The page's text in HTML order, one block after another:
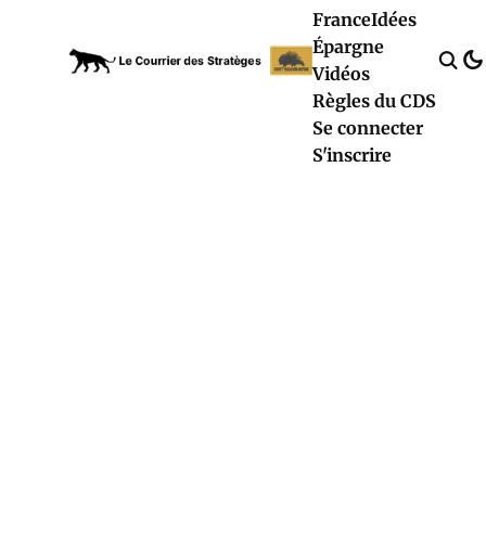
FranceIdées
Épargne
Vidéos
Règles du CDS
Se connecter
S'inscrire